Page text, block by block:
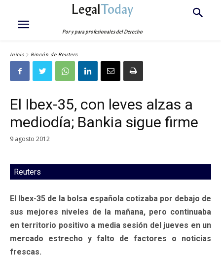
LegalToday
Por y para profesionales del Derecho
Inicio Rincón de Reuters
El Ibex-35, con leves alzas a
mediodía; Bankia sigue firme
9 agosto 2012
Reuters
El Ibex-35 de la bolsa española cotizaba por debajo de
sus mejores niveles de la mañana, pero continuaba
en territorio positivo a media sesión del jueves en un
mercado estrecho y falto de factores o noticias
frescas.